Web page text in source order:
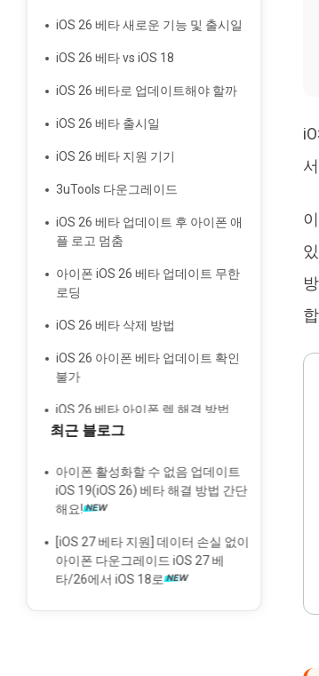
iOS 26 베타 새로운 기능 및 출시일
iOS 26 베타 vs iOS 18
iOS 26 베타로 업데이트해야 할까
iOS 26 베타 출시일
iOS 26 베타 지원 기기
3uTools 다운그레이드
iOS 26 베타 업데이트 후 아이폰 애
플 로고 멈춤
아이폰 iOS 26 베타 업데이트 무한
로딩
iOS 26 베타 삭제 방법
iOS 26 아이폰 베타 업데이트 확인
불가
iOS 26 베타 아이폰 렉 해결 방법
iOS 26 비디오 블랙 스크린
최근 블로그
아이폰 활성화할 수 없음 업데이트
iOS 19(iOS 26) 베타 해결 방법 간단
해요!
[iOS 27 베타 지원] 데이터 손실 없이
아이폰 다운그레이드 iOS 27 베
타/26에서 iOS 18로